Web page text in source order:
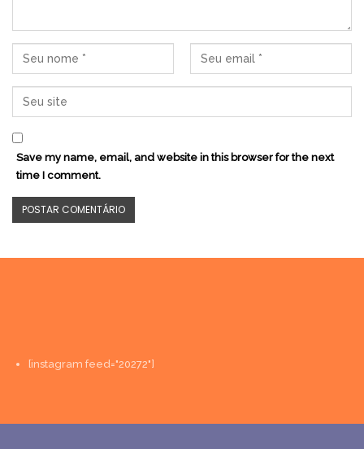
Save my name, email, and website in this browser for the next
time I comment.
[instagram feed="20272"]